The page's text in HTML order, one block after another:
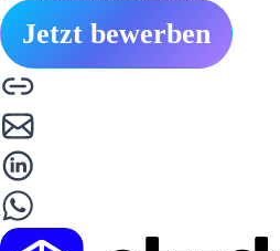
Jetzt bewerben